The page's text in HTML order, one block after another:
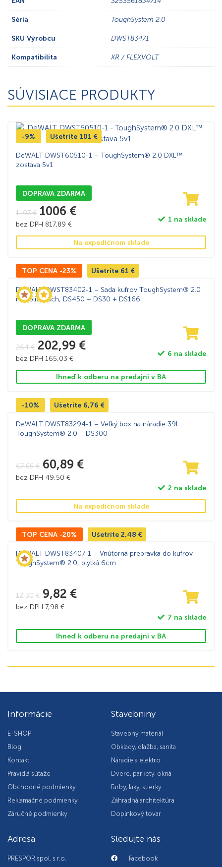
Séria ToughSystem 2.0
SKU Výrobcu DWST83471
Kompatibilita XR / FLEXVOLT
SÚVISIACE PRODUKTY
-9% Ušetríte 101 €
DeWALT DWST60510-1 – ToughSystem® 2.0 DXL™
zostava 5v1
DOPRAVA ZDARMA
1107€ 1006 €
bez DPH 817,89 €
1 na sklade
Na expedičnom sklade
TOP CENA -23% Ušetríte 61 €
DeWALT DWST83402-1 – Sada kufrov ToughSystem® 2.0
na koliečkach, DS450 + DS30 + DS166
DOPRAVA ZDARMA
264€ 202,99 €
bez DPH 165,03 €
6 na sklade
Ihneď k odberu na predajni v BA
-10% Ušetríte 6,76 €
DeWALT DWST83294-1 – Veľký box na náradie 39l
ToughSystem® 2.0 – DS300
67,65€ 60,89 €
bez DPH 49,50 €
2 na sklade
Na expedičnom sklade
TOP CENA -20% Ušetríte 2,48 €
DeWALT DWST83407-1 – Vnútorná prepravka do kufrov
ToughSystem® 2.0, plytká 6cm
12,30€ 9,82 €
bez DPH 7,98 €
7 na sklade
Ihneď k odberu na predajni v BA
Informácie
E-SHOP
Blog
Kontakt
Pravidlá súťaže
Obchodné podmienky
Reklamačné podmienky
Záručné podmienky
Stavebniny
Stavebný materiál
Obklady, dlažba, sanita
Náradie a elektro
Dvere, parkety, okná
Farby, laky, stierky
Záhradná architektúra
Doplnkový tovar
Adresa
PRESPOR spol. s r.o.
Sledujte nás
Facebook